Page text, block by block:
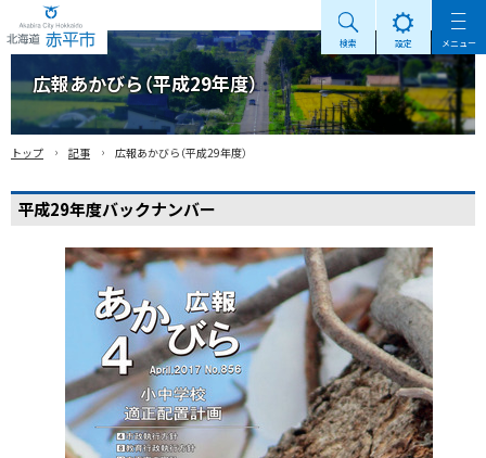
Akabira City Hokkaido 北海道 赤平市
検索 設定 メニュー
広報あかびら（平成29年度）
トップ › 記事 › 広報あかびら（平成29年度）
平成29年度バックナンバー